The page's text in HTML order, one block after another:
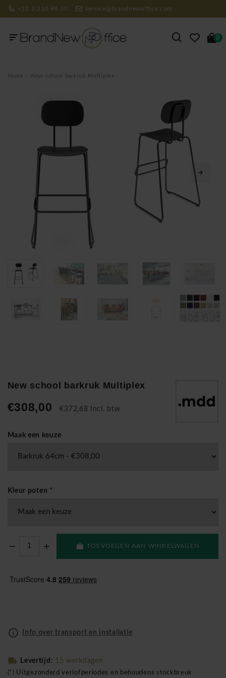
+32 2 310 98 30 service@brandnewoffice.com
0
Home New school barkruk Multiplex
New school barkruk Multiplex
€308,00 €372,68 Incl. btw
Maak een keuze
Kleur poten *
TOEVOEGEN AAN WINKELWAGEN
Info over transport en installatie
Levertijd: 15 werkdagen
(*) Uitgezonderd verlofperiodes en behoudens stockbreuk